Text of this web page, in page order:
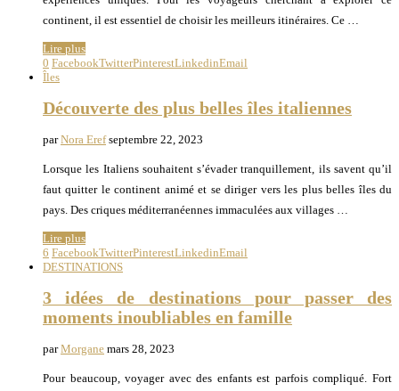
continent, il est essentiel de choisir les meilleurs itinéraires. Ce …
Lire plus
0 FacebookTwitterPinterestLinkedinEmail
Îles
Découverte des plus belles îles italiennes
parNora Eref septembre 22, 2023
Lorsque les Italiens souhaitent s’évader tranquillement, ils savent qu’il
faut quitter le continent animé et se diriger vers les plus belles îles du
pays. Des criques méditerranéennes immaculées aux villages …
Lire plus
6 FacebookTwitterPinterestLinkedinEmail
DESTINATIONS
3 idées de destinations pour passer des
moments inoubliables en famille
parMorgane mars 28, 2023
Pour beaucoup, voyager avec des enfants est parfois compliqué. Fort